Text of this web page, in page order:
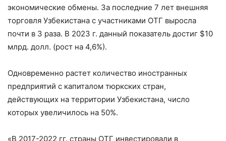
экономические обмены. За последние 7 лет внешняя
торговля Узбекистана с участниками ОТГ выросла
почти в 3 раза. В 2023 г. данный показатель достиг $10
млрд. долл. (рост на 4,6%).
Одновременно растет количество иностранных
предприятий с капиталом тюркских стран,
действующих на территории Узбекистана, число
которых увеличилось на 50%.
«В 2017-2022 гг. страны ОТГ инвестировали в